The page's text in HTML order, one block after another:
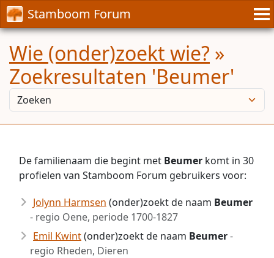
Stamboom Forum
Wie (onder)zoekt wie? »
Zoekresultaten 'Beumer'
De familienaam die begint met Beumer komt in 30
profielen van Stamboom Forum gebruikers voor:
Jolynn Harmsen (onder)zoekt de naam Beumer
- regio Oene, periode 1700-1827
Emil Kwint(onder)zoekt de naam Beumer-
regio Rheden, Dieren